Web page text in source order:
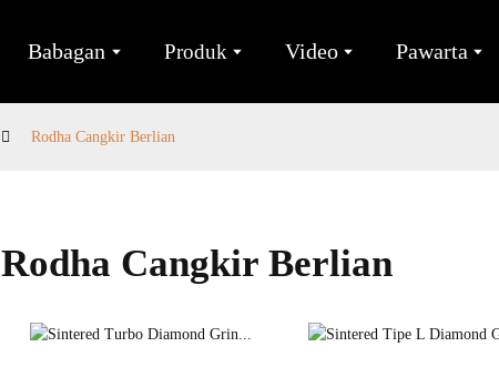
Babagan Produk Video Pawarta
Rodha Cangkir Berlian
Rodha Cangkir Berlian